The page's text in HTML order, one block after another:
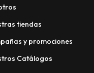
tiendas
y promociones
Catálogos